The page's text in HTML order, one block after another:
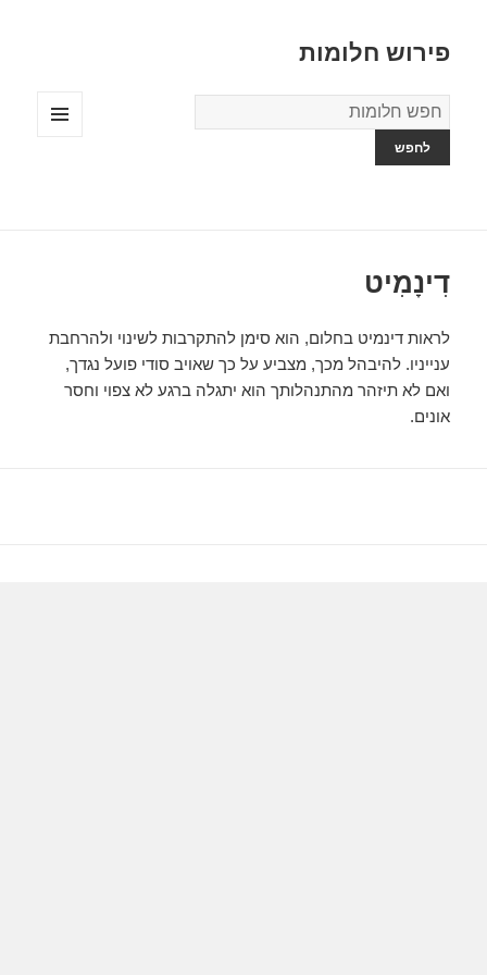
פירוש חלומות
מילון
החלומות
דִינָמִיט
לראות דינמיט בחלום, הוא סימן להתקרבות לשינוי ולהרחבת
ענייניו. להיבהל מכך, מצביע על כך שאויב סודי פועל נגדך,
ואם לא תיזהר מהתנהלותך הוא יתגלה ברגע לא צפוי וחסר
אונים.